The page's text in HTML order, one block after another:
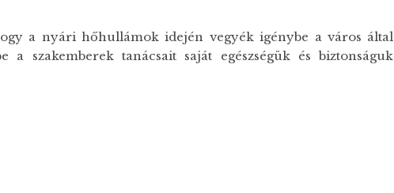
a nyári hőhullámok idején vegyék igénybe a város által
a szakemberek tanácsait saját egészségük és biztonságuk